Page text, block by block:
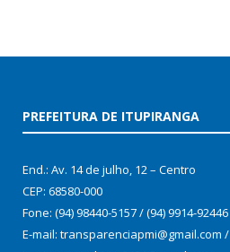
PREFEITURA DE ITUPIRANGA
End.: Av. 14 de julho, 12 – Centro
CEP: 68580-000
Fone: (94) 98440-5157 / (94) 9914-92446
E-mail: transparenciapmi@gmail.com /